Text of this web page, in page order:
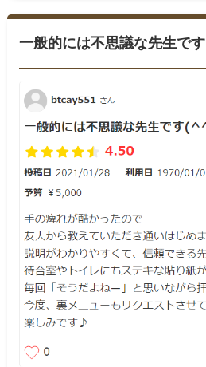
一般的には不思議な先生です